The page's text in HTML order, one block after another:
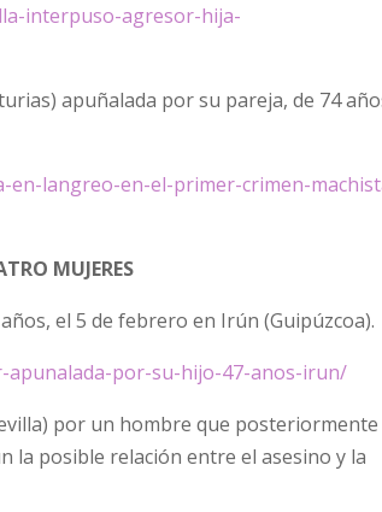
interpuso-agresor-hija-
apuñalada por su pareja, de 74
en-langreo-en-el-primer-crimen-
MUJERES
el 5 de febrero en Irún (Guipúzcoa).
apunalada-por-su-hijo-47-anos-irun/
por un hombre que posteriormente
la posible relación entre el asesino y la